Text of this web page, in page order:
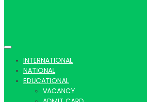
news |
INTERNATIONAL
NATIONAL
EDUCATIONAL
VACANCY